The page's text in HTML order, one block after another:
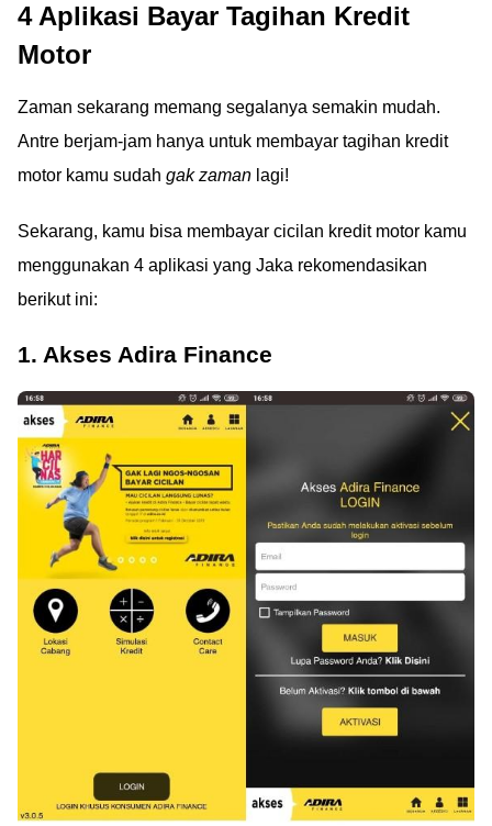
4 Aplikasi Bayar Tagihan Kredit
Motor
Zaman sekarang memang segalanya semakin mudah.
Antre berjam-jam hanya untuk membayar tagihan kredit
motor kamu sudah gak zaman lagi!
Sekarang, kamu bisa membayar cicilan kredit motor kamu
menggunakan 4 aplikasi yang Jaka rekomendasikan
berikut ini:
1. Akses Adira Finance